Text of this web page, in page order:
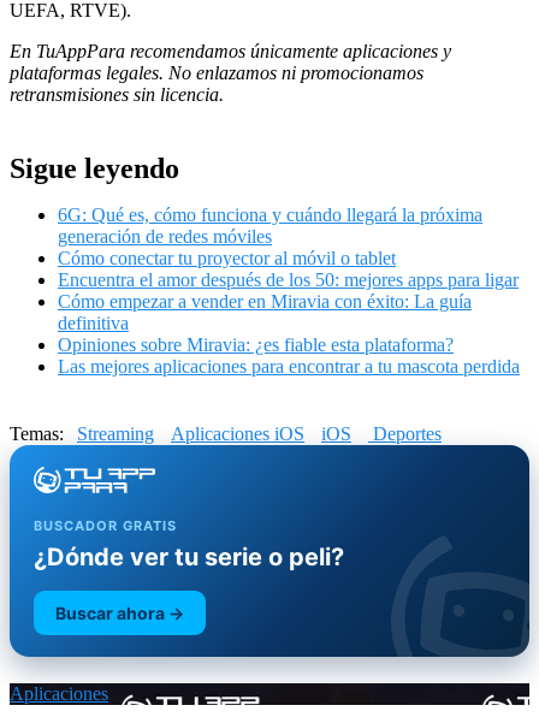
UEFA, RTVE).
En TuAppPara recomendamos únicamente aplicaciones y
plataformas legales. No enlazamos ni promocionamos
retransmisiones sin licencia.
Sigue leyendo
6G: Qué es, cómo funciona y cuándo llegará la próxima
generación de redes móviles
Cómo conectar tu proyector al móvil o tablet
Encuentra el amor después de los 50: mejores apps para ligar
Cómo empezar a vender en Miravia con éxito: La guía
definitiva
Opiniones sobre Miravia: ¿es fiable esta plataforma?
Las mejores aplicaciones para encontrar a tu mascota perdida
Temas: Streaming Aplicaciones iOS iOS Deportes
BUSCADOR GRATIS
¿Dónde ver tu serie o peli?
Buscar ahora →
Aplicaciones